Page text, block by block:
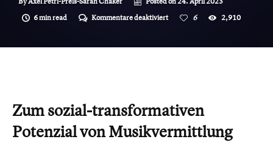
6 min read
Kommentare deaktiviertfür
6 2,910
Zum sozial-transformativen
Potenzial von Musikvermittlung